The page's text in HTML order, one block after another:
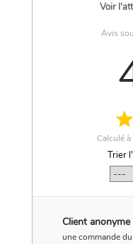
Voir
Avis
Calculé
Trier
Client anonyme
une commande